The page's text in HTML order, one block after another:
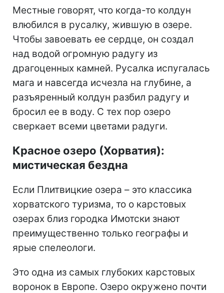
Местные говорят, что когда-то колдун
влюбился в русалку, жившую в озере.
Чтобы завоевать ее сердце, он создал
над водой огромную радугу из
драгоценных камней. Русалка испугалась
мага и навсегда исчезла на глубине, а
разъяренный колдун разбил радугу и
бросил ее в воду. С тех пор озеро
сверкает всеми цветами радуги.
Красное озеро (Хорватия):
мистическая бездна
Если Плитвицкие озера – это классика
хорватского туризма, то о карстовых
озерах близ городка Имотски знают
преимущественно только географы и
ярые спелеологи.
Это одна из самых глубоких карстовых
воронок в Европе. Озеро окружено почти